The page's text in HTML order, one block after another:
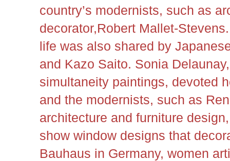
country’s modernists, such as
decorator,Robert Mallet-
life was also shared by
and Kazo Saito. Sonia
simultaneity paintings, devoted
and the modernists, such as
architecture and furniture
show window designs that
Bauhaus in Germany, women